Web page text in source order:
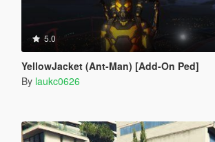
5.0
YellowJacket (Ant-Man) [Add-On Ped]
By laukc0626